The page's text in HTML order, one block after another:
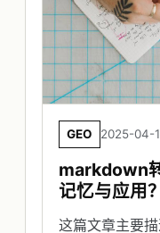
GEO 2025-04-
markdown
记忆与应用？
这篇文章主要